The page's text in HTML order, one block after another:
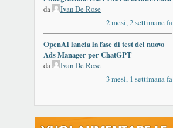
da
Ivan De Rose
2 mesi, 2 settimane fa
OpenAI lancia la fase di test del nuovo
Ads Manager per ChatGPT
da
Ivan De Rose
3 mesi, 1 settimana fa